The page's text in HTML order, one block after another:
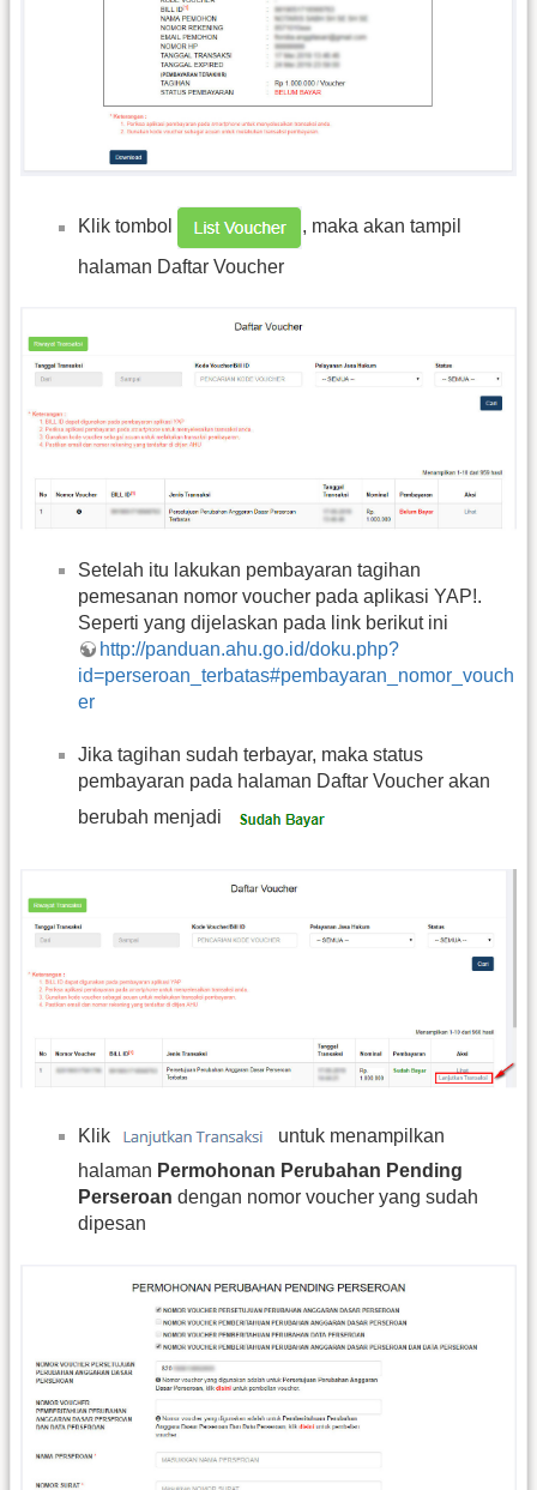
Klik tombol
, maka akan tampil
halaman Daftar Voucher
Setelah itu lakukan pembayaran tagihan
pemesanan nomor voucher pada aplikasi YAP!.
Seperti yang dijelaskan pada link berikut ini
http://panduan.ahu.go.id/doku.php?
id=perseroan_terbatas#pembayaran_nomor_vouch
er
Jika tagihan sudah terbayar, maka status
pembayaran pada halaman Daftar Voucher akan
berubah menjadi
Klik
untuk menampilkan
halaman Permohonan Perubahan Pending
Perseroan dengan nomor voucher yang sudah
dipesan